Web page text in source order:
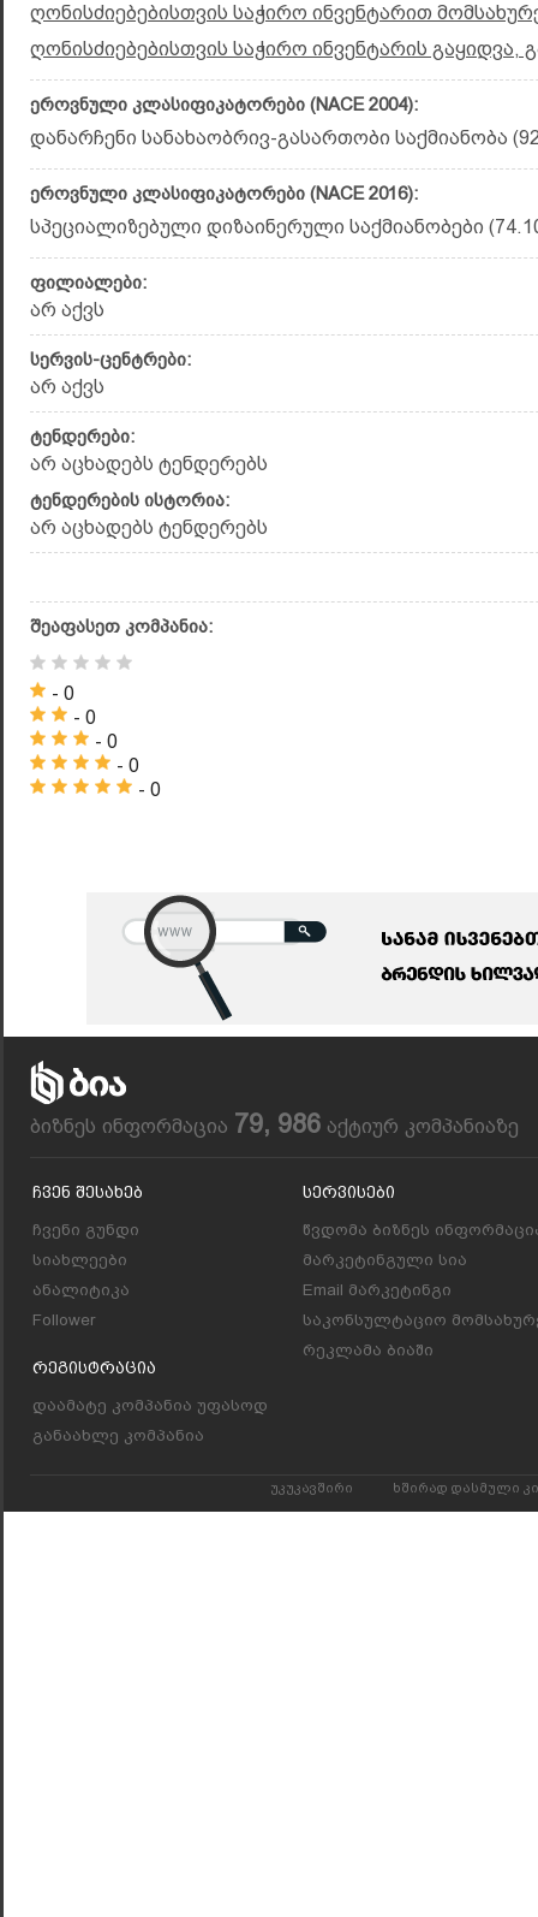
ღონისძიებებისთვის საჭირო ინვენტარით
ღონისძიებებისთვის საჭირო ინვენტარის გაყიდვა,
ეროვნული კლასიფიკატორები (NACE 2004):
დანარჩენი სანახაობრივ-გასართობი საქმიანობა
ეროვნული კლასიფიკატორები (NACE 2016):
სპეციალიზებული დიზაინერული საქმიანობები
ფილიალები:
არ აქვს
სერვის-ცენტრები:
არ აქვს
ტენდერები:
არ აცხადებს ტენდერებს
ტენდერების ისტორია:
არ აცხადებს ტენდერებს
შეაფასეთ კომპანია:
- 0
- 0
- 0
- 0
- 0
ბიზნეს ინფორმაცია 79, 986 აქტიურ კომპანიაზე
Ჩვენ Შესახებ
ჩვენი გუნდი
სიახლეები
ანალიტიკა
Follower
Რეგისტრაცია
დაამატე კომპანია უფასოდ
განაახლე კომპანია
Სერვისები
წვდომა ბიზნეს
მარკეტინგული სია
Email მარკეტინგი
საკონსულტაციო
რეკლამა ბიაში
უკუკავშირი ხშირად დასმული